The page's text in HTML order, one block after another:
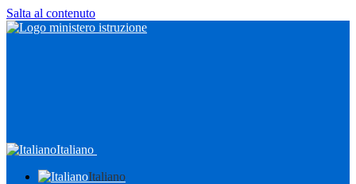
Salta al contenuto
Italiano
Italiano